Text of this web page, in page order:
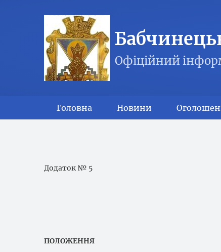
Офіційний
Головна Новини
Додаток № 5
ПОЛОЖЕННЯ